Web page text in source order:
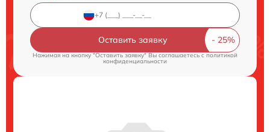
Оставить заявку
Нажимая на кнопку "Оставить заявку" Вы соглашаетесь cполитикой
конфиденциальности